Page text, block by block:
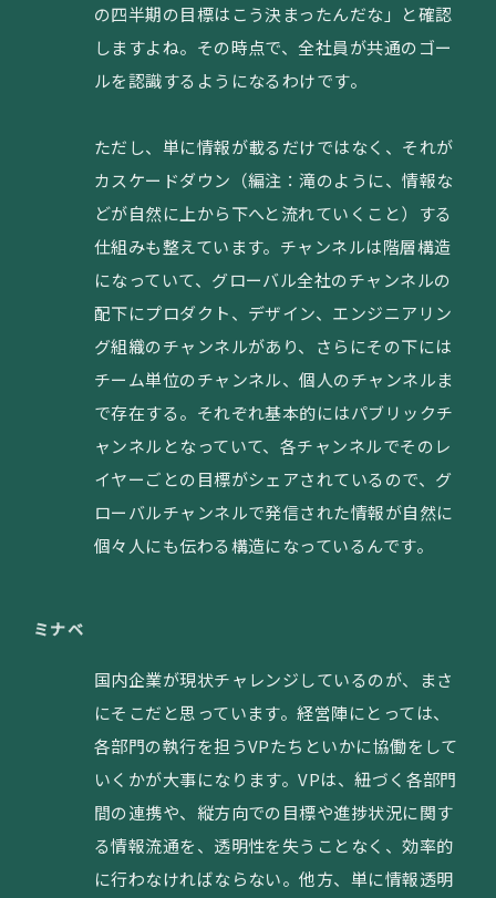
の四半期の目標はこう決まったんだな」と確認
しますよね。その時点で、全社員が共通のゴー
ルを認識するようになるわけです。
ただし、単に情報が載るだけではなく、それが
カスケードダウン（編注：滝のように、情報な
どが自然に上から下へと流れていくこと）する
仕組みも整えています。チャンネルは階層構造
になっていて、グローバル全社のチャンネルの
配下にプロダクト、デザイン、エンジニアリン
グ組織のチャンネルがあり、さらにその下には
チーム単位のチャンネル、個人のチャンネルま
で存在する。それぞれ基本的にはパブリックチ
ャンネルとなっていて、各チャンネルでそのレ
イヤーごとの目標がシェアされているので、グ
ローバルチャンネルで発信された情報が自然に
個々人にも伝わる構造になっているんです。
ミナベ
国内企業が現状チャレンジしているのが、まさ
にそこだと思っています。経営陣にとっては、
各部門の執行を担うVPたちといかに協働をして
いくかが大事になります。VPは、紐づく各部門
間の連携や、縦方向での目標や進捗状況に関す
る情報流通を、透明性を失うことなく、効率的
に行わなければならない。他方、単に情報透明